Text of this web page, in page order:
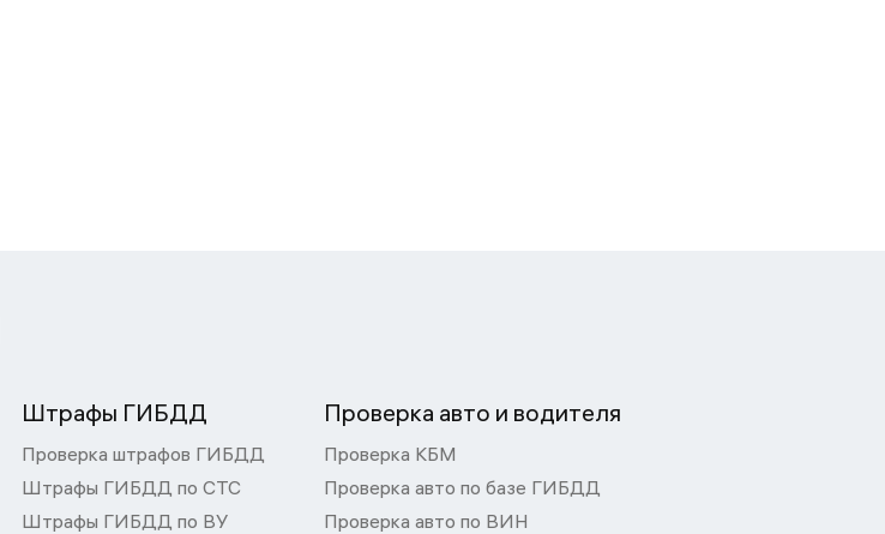
Штрафы ГИБДД
Проверка штрафов ГИБДД
Штрафы ГИБДД по СТС
Штрафы ГИБДД по ВУ
Проверка авто и водителя
Проверка КБМ
Проверка авто по базе ГИБДД
Проверка авто по ВИН